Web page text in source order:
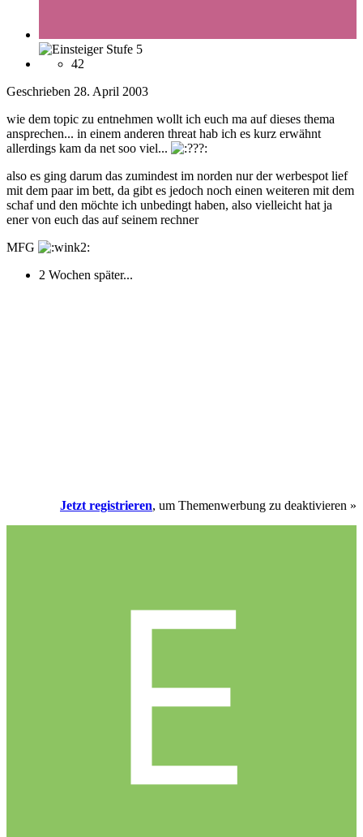
42
Geschrieben 28. April 2003
wie dem topic zu entnehmen wollt ich euch ma auf dieses thema
ansprechen... in einem anderen threat hab ich es kurz erwähnt
allerdings kam da net soo viel...
also es ging darum das zumindest im norden nur der werbespot lief
mit dem paar im bett, da gibt es jedoch noch einen weiteren mit dem
schaf und den möchte ich unbedingt haben, also vielleicht hat ja
ener von euch das auf seinem rechner
MFG
2 Wochen später...
Jetzt registrieren, um Themenwerbung zu deaktivieren »